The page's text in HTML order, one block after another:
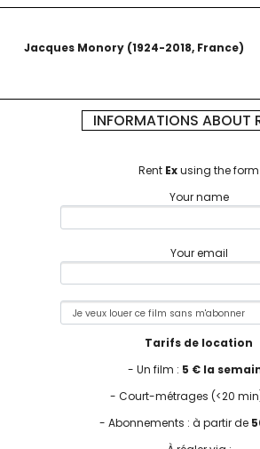
Jacques Monory 1924-2018 France
INFORMATIONS ABOUT
Rent Exusing the form
Your name
Your email
Tarifs de location
- Un film : 5 € la
- Court-métrages (<20
- Abonnements : à partir de